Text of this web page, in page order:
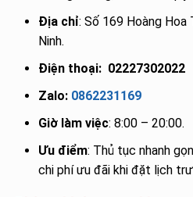
Địa chỉ: Số 169 Hoàng Hoa
Ninh.
Điện thoại: 02227302022
Zalo: 0862231169
Giờ làm việc: 8:00 – 20:00.
Ưu điểm: Thủ tục nhanh
chi phí ưu đãi khi đặt lịch